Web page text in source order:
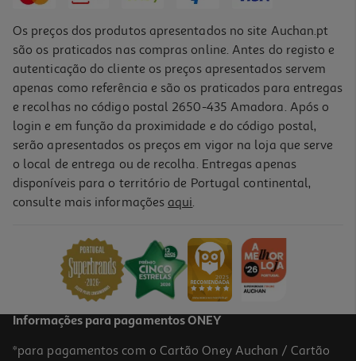
Faca Descascar Actuel Cabo Madeira 9cm
Os preços dos produtos apresentados no site Auchan.pt
são os praticados nas compras online. Antes do registo e
autenticação do cliente os preços apresentados servem
apenas como referência e são os praticados para entregas
e recolhas no código postal 2650-435 Amadora. Após o
login e em função da proximidade e do código postal,
serão apresentados os preços em vigor na loja que serve
o local de entrega ou de recolha. Entregas apenas
disponíveis para o território de Portugal continental,
consulte mais informações aqui.
Informações para pagamentos ONEY
*para pagamentos com o Cartão Oney Auchan / Cartão